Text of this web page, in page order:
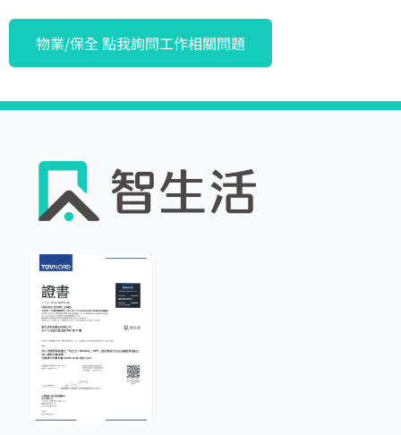
物業/保全 點我詢問工作相關問題